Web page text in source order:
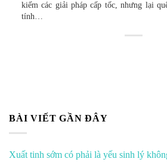
kiếm các giải pháp cấp tốc, nhưng lại
tính…
BÀI VIẾT GẦN ĐÂY
Xuất tinh sớm có phải là yếu sinh lý